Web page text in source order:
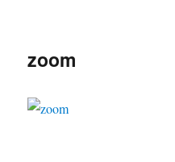
zoom